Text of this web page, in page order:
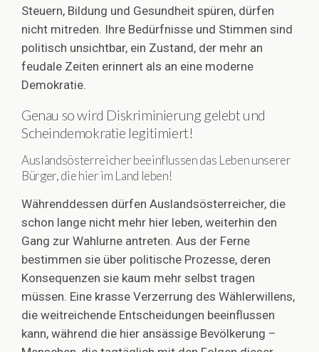
Steuern, Bildung und Gesundheit spüren, dürfen
nicht mitreden. Ihre Bedürfnisse und Stimmen sind
politisch unsichtbar, ein Zustand, der mehr an
feudale Zeiten erinnert als an eine moderne
Demokratie.
Genau so wird Diskriminierung gelebt und
Scheindemokratie legitimiert!
Auslandsösterreicher beeinflussen das Leben unserer
Bürger, die hier im Land leben!
Währenddessen dürfen Auslandsösterreicher, die
schon lange nicht mehr hier leben, weiterhin den
Gang zur Wahlurne antreten. Aus der Ferne
bestimmen sie über politische Prozesse, deren
Konsequenzen sie kaum mehr selbst tragen
müssen. Eine krasse Verzerrung des Wählerwillens,
die weitreichende Entscheidungen beeinflussen
kann, während die hier ansässige Bevölkerung –